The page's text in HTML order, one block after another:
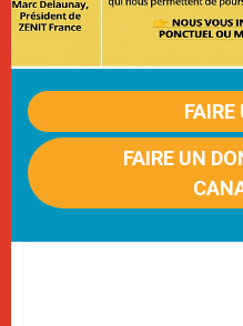
FAIRE
FAIRE UN